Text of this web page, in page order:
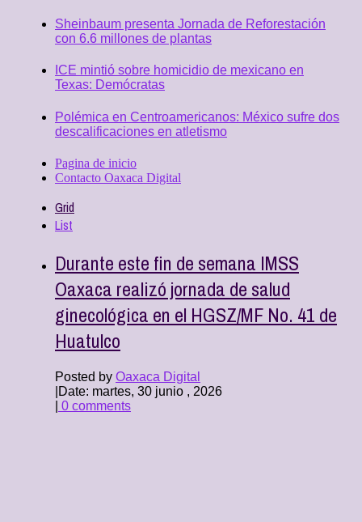
Sheinbaum presenta Jornada de Reforestación
con 6.6 millones de plantas
ICE mintió sobre homicidio de mexicano en
Texas: Demócratas
Polémica en Centroamericanos: México sufre dos
descalificaciones en atletismo
Pagina de inicio
Contacto Oaxaca Digital
Grid
List
Durante este fin de semana IMSS
Oaxaca realizó jornada de salud
ginecológica en el HGSZ/MF No. 41 de
Huatulco
Posted by Oaxaca Digital
Date: martes, 30 junio , 2026
0 comments